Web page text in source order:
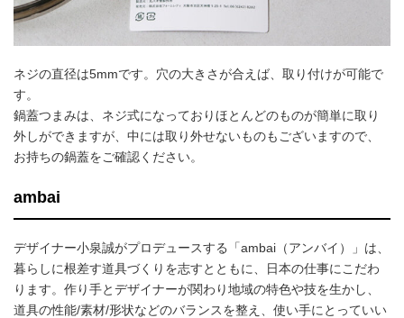
ネジの直径は5mmです。穴の大きさが合えば、取り付けが可能で
す。
鍋蓋つまみは、ネジ式になっておりほとんどのものが簡単に取り
外しができますが、中には取り外せないものもございますので、
お持ちの鍋蓋をご確認ください。
ambai
デザイナー小泉誠がプロデュースする「ambai（アンバイ）」は、
暮らしに根差す道具づくりを志すとともに、日本の仕事にこだわ
ります。作り手とデザイナーが関わり地域の特色や技を生かし、
道具の性能/素材/形状などのバランスを整え、使い手にとっていい